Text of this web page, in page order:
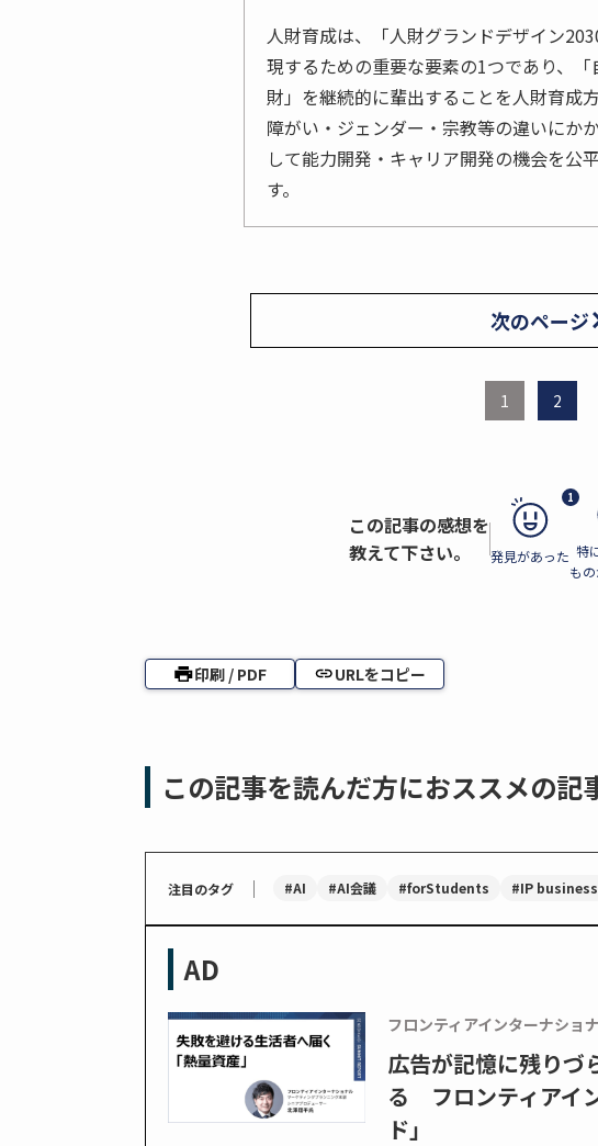
人財育成は、「人財グランドデザイン
現するための重要な要素の1つであり、
財」を継続的に輩出することを人財育成
障がい・ジェンダー・宗教等の違いにか
して能力開発・キャリア開発の機会を公
す。
次のページ
1 2
この記事の感想を
教えて下さい。
1
発見があった 特
も
印刷 / PDF URLをコピー
この記事を読んだ方におススメの記
注目のタグ ｜ #AI #AI会議 #forStudents #IP business
AD
フロンティアインターナショ
広告が記憶に残りづ
る フロンティアイ
ド」